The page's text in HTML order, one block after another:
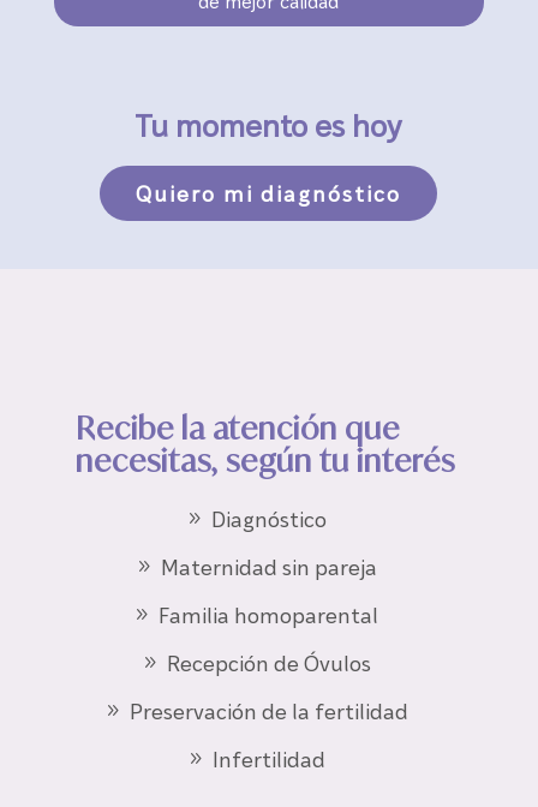
Tu momento es hoy
Quiero mi diagnóstico
Recibe la atención que
necesitas, según tu interés
Diagnóstico
Maternidad sin pareja
Familia homoparental
Recepción de Óvulos
Preservación de la fertilidad
Infertilidad